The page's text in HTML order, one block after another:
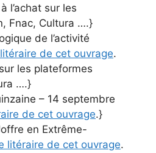
l’achat sur les
Fnac, Cultura ….}
de l’activité
de cet ouvrage.
les plateformes
….}
– 14 septembre
de cet ouvrage.}
en Extrême-
litéraire de cet ouvrage.